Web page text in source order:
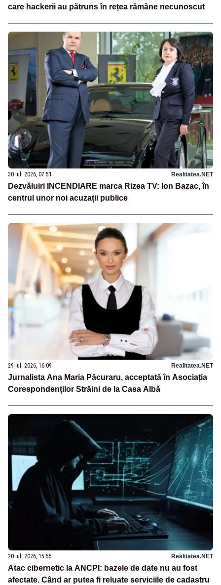
care hackerii au pătruns în rețea rămâne necunoscut
30 iul. 2026, 07:51 Realitatea.NET
Dezvăluiri INCENDIARE marca Rizea TV: Ion Bazac, în
centrul unor noi acuzații publice
29 iul. 2026, 16:09 Realitatea.NET
Jurnalista Ana Maria Păcuraru, acceptată în Asociația
Corespondenților Străini de la Casa Albă
20 iul. 2026, 15:55 Realitatea.NET
Atac cibernetic la ANCPI: bazele de date nu au fost
afectate. Când ar putea fi reluate serviciile de cadastru